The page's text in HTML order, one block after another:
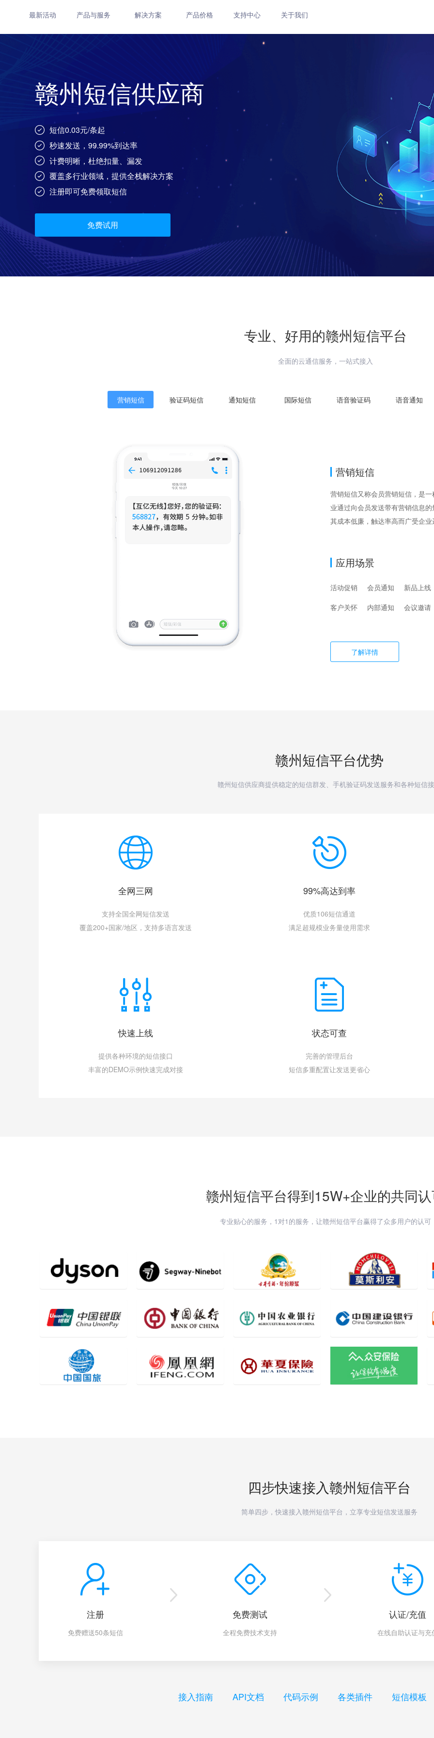
最新活动 产品与服务 解决方案 产品价格 支持中心 关于我们
赣州短信供应商
短信0.03元/条起
秒速发送，99.99%到达率
计费明晰，杜绝扣量、漏发
覆盖多行业领域，提供全栈解决方案
注册即可免费领取短信
免费试用
专业、好用的赣州短信平台
全面的云通信服务，一站式接入
营销短信 验证码短信 通知短信 国际短信 语音验证码 语音通知
营销短信
营销短信又称会员营销短信，是
业通过向会员发送带有营销信息
其成本低廉，触达率高而广受企
应用场景
活动促销 会员通知 新品上线
客户关怀 内部通知 会议邀请
了解详情
赣州短信平台优势
赣州短信供应商提供稳定的短信群发、手机验证码发送服务和各种短信
全网三网
支持全国全网短信发送
覆盖200+国家/地区，支持多语言发送
99%高达到率
优质106短信通道
满足超规模业务量使用需求
快速上线
提供各种环境的短信接口
丰富的DEMO示例快速完成对接
状态可查
完善的管理后台
短信多重配置让发送更省心
赣州短信平台得到15W+企业的共同
专业贴心的服务，1对1的服务，让赣州短信平台赢得了众多用户的认可
四步快速接入赣州短信平台
简单四步，快速接入赣州短信平台，立享专业短信发送服务
注册
免费赠送50条短信
免费测试
全程免费技术支持
认证/充值
在线自助认证与充
接入指南 API文档 代码示例 各类插件 短信模板